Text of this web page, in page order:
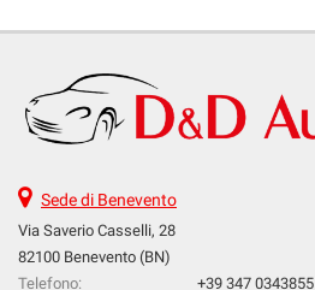
Sede di Benevento
Via Saverio Casselli, 28
82100 Benevento (BN)
Telefono:
+39 347 0343855